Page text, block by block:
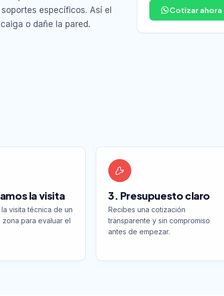
específicos. Así el
o dañe la pared.
Cotizar ahora
la visita
visita técnica de un
para evaluar el
3. Presupuesto claro
Recibes una cotización
transparente y sin compromiso
antes de empezar.